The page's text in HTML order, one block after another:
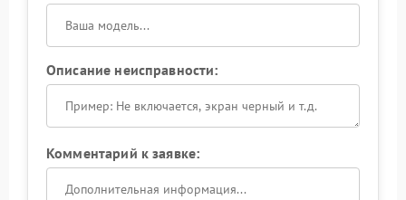
Описание неисправности:
Комментарий к заявке: